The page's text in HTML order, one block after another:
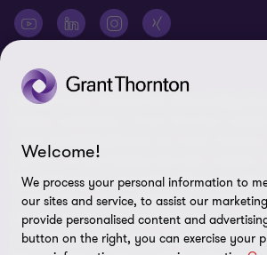
© 2026 Grant Thornton AG
unter der Mitgliedsfirmen der Grant Thornton
(„GTIL“), je nach Kontext eine oder mehrere,
Steuerberatungs- und andere Beratungs-
„Leistungen“) für ihre Mandanten
AG Wirtschaftsprüfungsgesellschaft ist die
von GTIL. GTIL und deren Mitgliedsfirmen
Welcome!
We process your personal information to
our sites and service, to assist our
provide personalised content and
button on the right, you can exercise your